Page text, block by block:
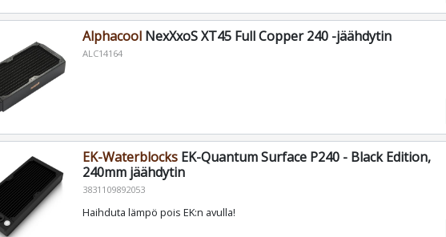
AlphacoolNexXxoS XT45 Full Copper 240 -jäähdytin
ALC14164
EK-WaterblocksEK-Quantum Surface P240 - Black Edition,
240mm jäähdytin
3831109892053
Haihduta lämpö pois EK:n avulla!